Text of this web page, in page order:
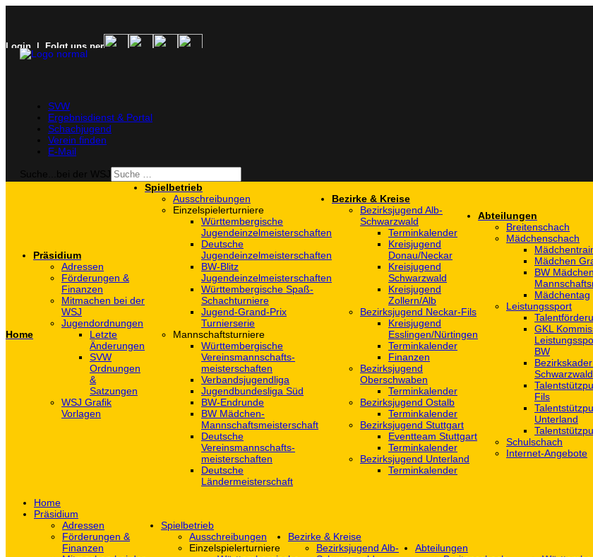
Login | Folgt uns per
SVW
Ergebnisdienst & Portal
Schachjugend
Verein finden
E-Mail
Home
Präsidium
Adressen
Förderungen &
Finanzen
Mitmachen bei der
WSJ
Jugendordnungen
Letzte
Änderungen
SVW
Ordnungen
&
Satzungen
WSJ Grafik
Vorlagen
Spielbetrieb
Ausschreibungen
Einzelspielerturniere
Württembergische
Jugendeinzelmeisterschaften
Deutsche
Jugendeinzelmeisterschaften
BW-Blitz
Jugendeinzelmeisterschaften
Württembergische Spaß-
Schachturniere
Jugend-Grand-Prix
Turnierserie
Mannschaftsturniere
Württembergische
Vereinsmannschafts-
meisterschaften
Verbandsjugendliga
Jugendbundesliga Süd
BW-Endrunde
BW Mädchen-
Mannschaftsmeisterschaft
Deutsche
Vereinsmannschafts-
meisterschaften
Deutsche
Ländermeisterschaft
Bezirke & Kreise
Bezirksjugend Alb-
Schwarzwald
Terminkalender
Kreisjugend
Donau/Neckar
Kreisjugend
Schwarzwald
Kreisjugend
Zollern/Alb
Bezirksjugend Neckar-Fils
Kreisjugend
‎Esslingen/Nürtingen
Terminkalender
Finanzen
Bezirksjugend
Oberschwaben
Terminkalender
Bezirksjugend Ostalb
Terminkalender
Bezirksjugend Stuttgart
‎Eventteam Stuttgart
Terminkalender
Bezirksjugend Unterland
Terminkalender
Abteilungen
Breitenschach
Mädchenschach
Mädchen
BW
Mädchentag
Leistungssport
GKL
BW
Schwarzwald
Fils
Unterland
Schulschach
Internet-Angebote
Home
Präsidium
Adressen
Förderungen &
Finanzen
Spielbetrieb
Ausschreibungen
Einzelspielerturniere
Bezirke & Kreise
Bezirksjugend Alb-
Abteilungen